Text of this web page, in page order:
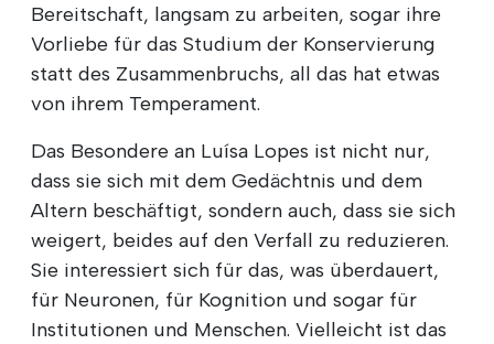
Bereitschaft, langsam zu arbeiten, sogar ihre
Vorliebe für das Studium der Konservierung
statt des Zusammenbruchs, all das hat etwas
von ihrem Temperament.
Das Besondere an Luísa Lopes ist nicht nur,
dass sie sich mit dem Gedächtnis und dem
Altern beschäftigt, sondern auch, dass sie sich
weigert, beides auf den Verfall zu reduzieren.
Sie interessiert sich für das, was überdauert,
für Neuronen, für Kognition und sogar für
Institutionen und Menschen. Vielleicht ist das